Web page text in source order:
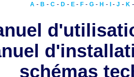
A - B - C - D - E - F - G - H - - J - K
schémas